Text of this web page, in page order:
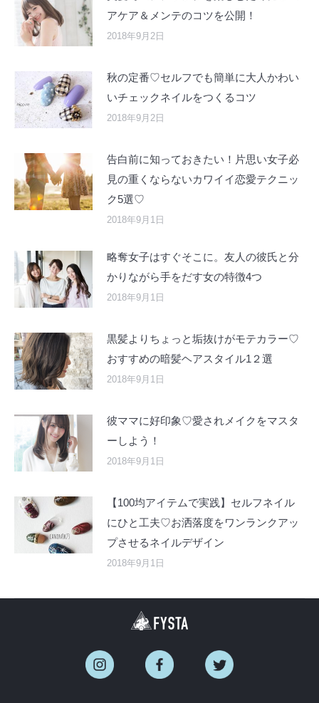
アケア＆メンテのコツを公開！
2018年9月2日
秋の定番♡セルフでも簡単に大人かわい
いチェックネイルをつくるコツ
2018年9月2日
告白前に知っておきたい！片思い女子必
見の重くならないカワイイ恋愛テクニッ
ク5選♡
2018年9月1日
略奪女子はすぐそこに。友人の彼氏と分
かりながら手をだす女の特徴4つ
2018年9月1日
黒髪よりちょっと垢抜けがモテカラー♡
おすすめの暗髪ヘアスタイル1２選
2018年9月1日
彼ママに好印象♡愛されメイクをマスタ
ーしよう！
2018年9月1日
【100均アイテムで実践】セルフネイル
にひと工夫♡お洒落度をワンランクアッ
プさせるネイルデザイン
2018年9月1日